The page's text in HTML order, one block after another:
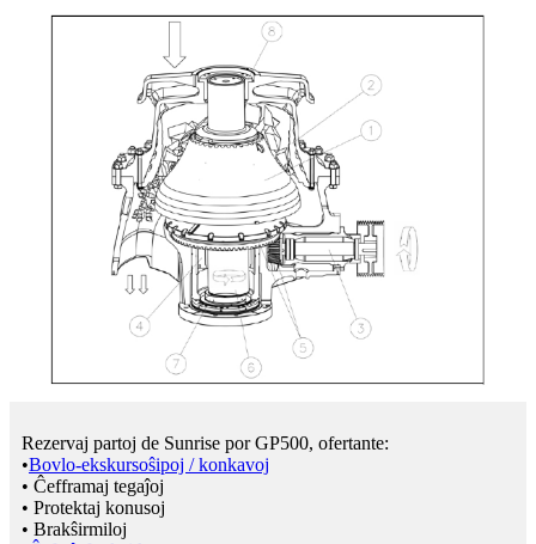
Rezervaj partoj de Sunrise por GP500, ofertante:
•Bovlo-ekskursoŝipoj / konkavoj
• Ĉefframaj tegaĵoj
• Protektaj konusoj
• Brakŝirmiloj